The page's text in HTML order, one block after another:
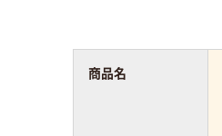
商品名